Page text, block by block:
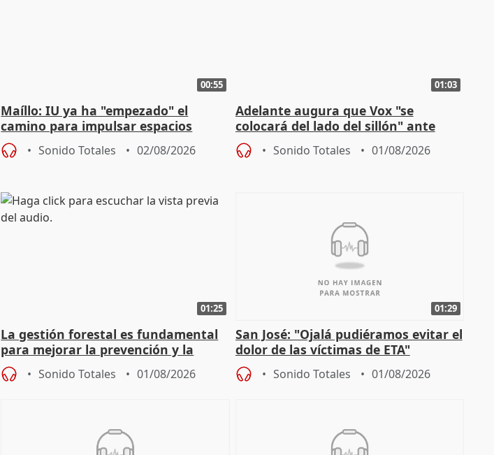
00:55
Maíllo: IU ya ha "empezado" el
camino para impulsar espacios
unitarios para las municipales
Sonido Totales 02/08/2026
01:03
Adelante augura que Vox "se
colocará del lado del sillón" ante
iniciativas de la oposición
Sonido Totales 01/08/2026
01:25
La gestión forestal es fundamental
para mejorar la prevención y la
actuación frente a incendios
Sonido Totales 01/08/2026
01:29
San José: "Ojalá pudiéramos evitar el
dolor de las víctimas de ETA"
Sonido Totales 01/08/2026